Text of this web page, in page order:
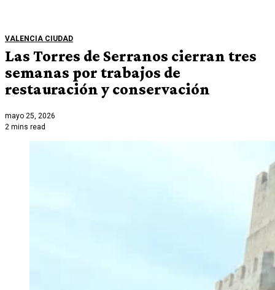
VALENCIA CIUDAD
Las Torres de Serranos cierran tres
semanas por trabajos de
restauración y conservación
mayo 25, 2026
2 mins read